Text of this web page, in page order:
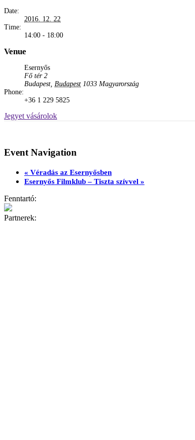
Date:
2016. 12. 22
Time:
14:00 - 18:00
Venue
Esernyős
Fő tér 2
Budapest, Budapest 1033 Magyarország
Phone:
+36 1 229 5825
Jegyet vásárolok
Event Navigation
« Véradás az Esernyősben
Esernyős Filmklub – Tiszta szívvel »
Fenntartó:
Partnerek: